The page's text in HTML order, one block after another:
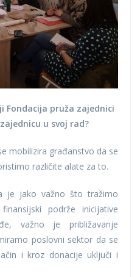
Fondacija pruža zajednici
u svoj rad?
mobilizira građanstvo da se
različite alate za to.
je jako važno što tražimo
podrže inicijative
važno je približavanje
poslovni sektor da se
i kroz donacije uključi i